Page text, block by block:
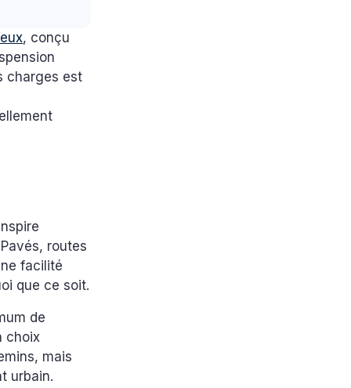
, conçu
charges est
routes
facilité
que ce soit.
de
choix
mais
urbain.